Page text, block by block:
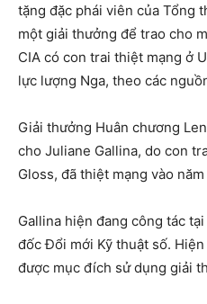
tặng đặc phái viên của Tổng
một giải thưởng để trao cho
CIA có con trai thiệt mạng ở
lực lượng Nga, theo các
Giải thưởng Huân chương
cho Juliane Gallina, do con
Gloss, đã thiệt mạng vào
Gallina hiện đang công tác
đốc Đổi mới Kỹ thuật số.
được mục đích sử dụng giải